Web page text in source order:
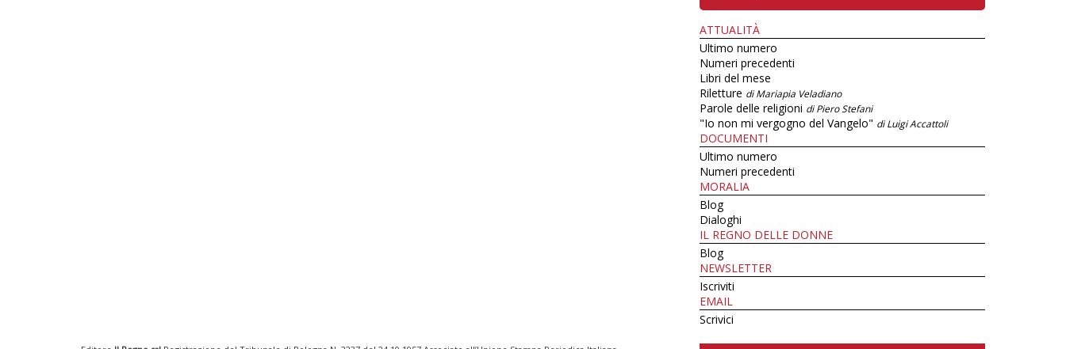
ATTUALITÀ
Ultimo numero
Numeri precedenti
Libri del mese
Riletture di Mariapia Veladiano
Parole delle religioni di Piero Stefani
"Io non mi vergogno del Vangelo" di Luigi Accattoli
DOCUMENTI
Ultimo numero
Numeri precedenti
MORALIA
Blog
Dialoghi
IL REGNO DELLE DONNE
Blog
NEWSLETTER
Iscriviti
EMAIL
Scrivici